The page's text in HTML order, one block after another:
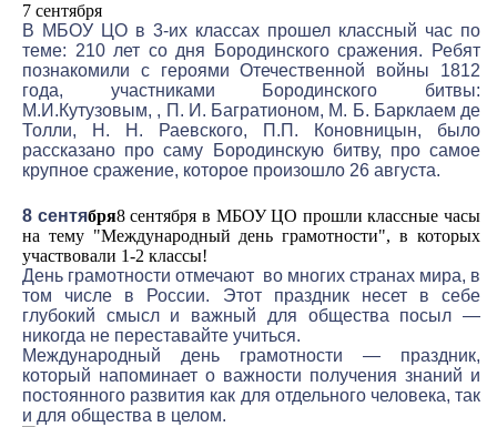
7 сентября
В МБОУ ЦО в 3-их классах прошел классный час по
теме: 210 лет со дня Бородинского сражения. Ребят
познакомили с героями Отечественной войны 1812
года, участниками Бородинского битвы:
М.И.Кутузовым, , П. И. Багратионом, М. Б. Барклаем де
Толли, Н. Н. Раевского, П.П. Коновницын, было
рассказано про саму Бородинскую битву, про самое
крупное сражение, которое произошло 26 августа.
8 сентября8 сентября в МБОУ ЦО прошли классные часы
на тему "Международный день грамотности", в которых
участвовали 1-2 классы!
День грамотности отмечают во многих странах мира, в
том числе в России. Этот праздник несет в себе
глубокий смысл и важный для общества посыл —
никогда не переставайте учиться.
Международный день грамотности — праздник,
который напоминает о важности получения знаний и
постоянного развития как для отдельного человека, так
и для общества в целом.